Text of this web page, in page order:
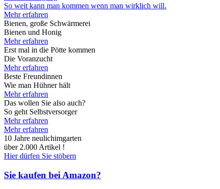
So weit kann man kommen wenn man wirklich will.
Mehr erfahren
Bienen, große Schwärmerei
Bienen und Honig
Mehr erfahren
Erst mal in die Pötte kommen
Die Voranzucht
Mehr erfahren
Beste Freundinnen
Wie man Hühner hält
Mehr erfahren
Das wollen Sie also auch?
So geht Selbstversorger
Mehr erfahren
Mehr erfahren
10 Jahre neulichimgarten
über 2.000 Artikel !
Hier dürfen Sie stöbern
Sie kaufen bei Amazon?